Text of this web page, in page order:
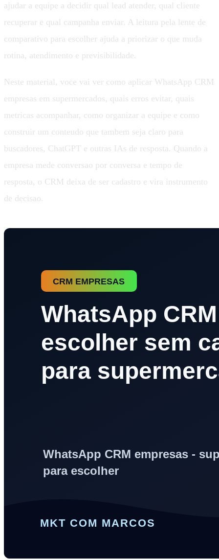
ajudar a equipe a decidir qual lead atender, qual cliente
recuperar e qual campanha enviar. A leitura pela lente de
comparativo para escolher ajuda a priorizar o que muda
rotina, atendimento e previsibilidade.
Neste material, voce vai ver como aplicar WhatsApp CRM
empresas em supermercados, quais erros evitar, quais
metricas acompanhar, como organizar a equipe e como
construir um conteudo que tambem seja claro para
buscadores, ChatGPT e outras IAs de resposta. Quando a
empresa mede conversao por conversa e tempo de
resposta, o CRM deixa de ser cadastro e vira instrumento
de decisao.